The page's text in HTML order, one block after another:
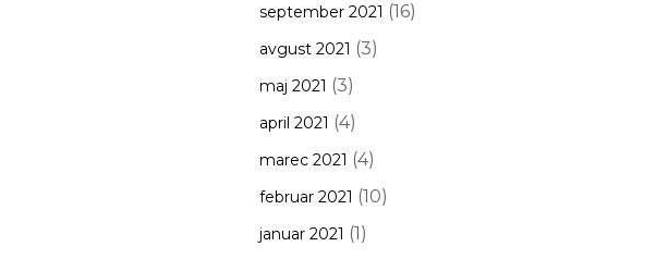
september 2021 (16)
avgust 2021 (3)
maj 2021 (3)
april 2021 (4)
marec 2021 (4)
februar 2021 (10)
januar 2021 (1)